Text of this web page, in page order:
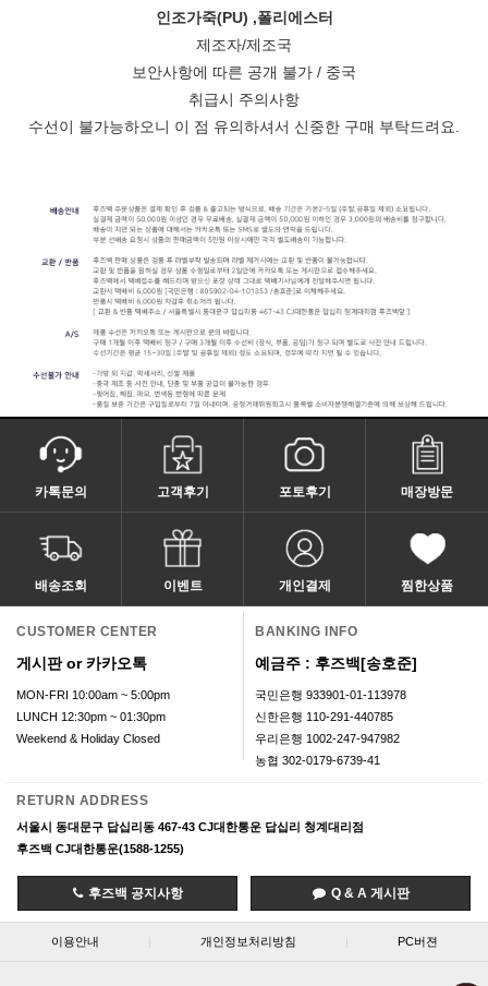
인조가죽(PU) ,폴리에스터
제조자/제조국
보안사항에 따른 공개 불가 / 중국
취급시 주의사항
수선이 불가능하오니 이 점 유의하셔서 신중한 구매 부탁드려요.
카톡문의 고객후기 포토후기 매장방문
배송조회 이벤트 개인결제 찜한상품
CUSTOMER CENTER
게시판 or 카카오톡
MON-FRI 10:00am ~ 5:00pm
LUNCH 12:30pm ~ 01:30pm
Weekend & Holiday Closed
BANKING INFO
예금주 : 후즈백[송호준]
국민은행 933901-01-113978
신한은행 110-291-440785
우리은행 1002-247-947982
농협 302-0179-6739-41
RETURN ADDRESS
서울시 동대문구 답십리동 467-43 CJ대한통운 답십리 청계대리점
후즈백 CJ대한통운(1588-1255)
후즈백 공지사항 Q & A 게시판
이용안내 개인정보처리방침 PC버젼